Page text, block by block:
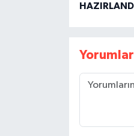
HAZIRLANDI
Yorumlar